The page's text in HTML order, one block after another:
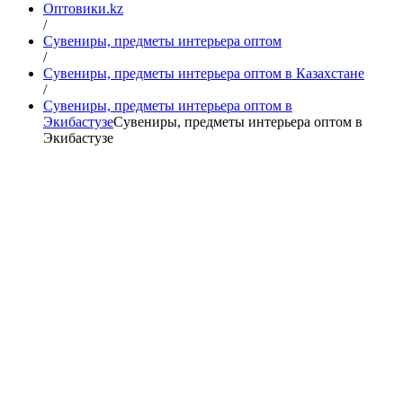
Оптовики.kz
/
Сувениры, предметы интерьера оптом
/
Сувениры, предметы интерьера оптом в Казахстане
/
Сувениры, предметы интерьера оптом в
ЭкибастузеСувениры, предметы интерьера оптом в
Экибастузе